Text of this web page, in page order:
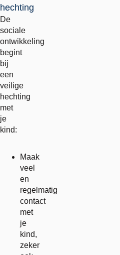
hechting
De
sociale
ontwikkeling
begint
bij
een
veilige
hechting
met
je
kind:
Maak
veel
en
regelmatig
contact
met
je
kind,
zeker